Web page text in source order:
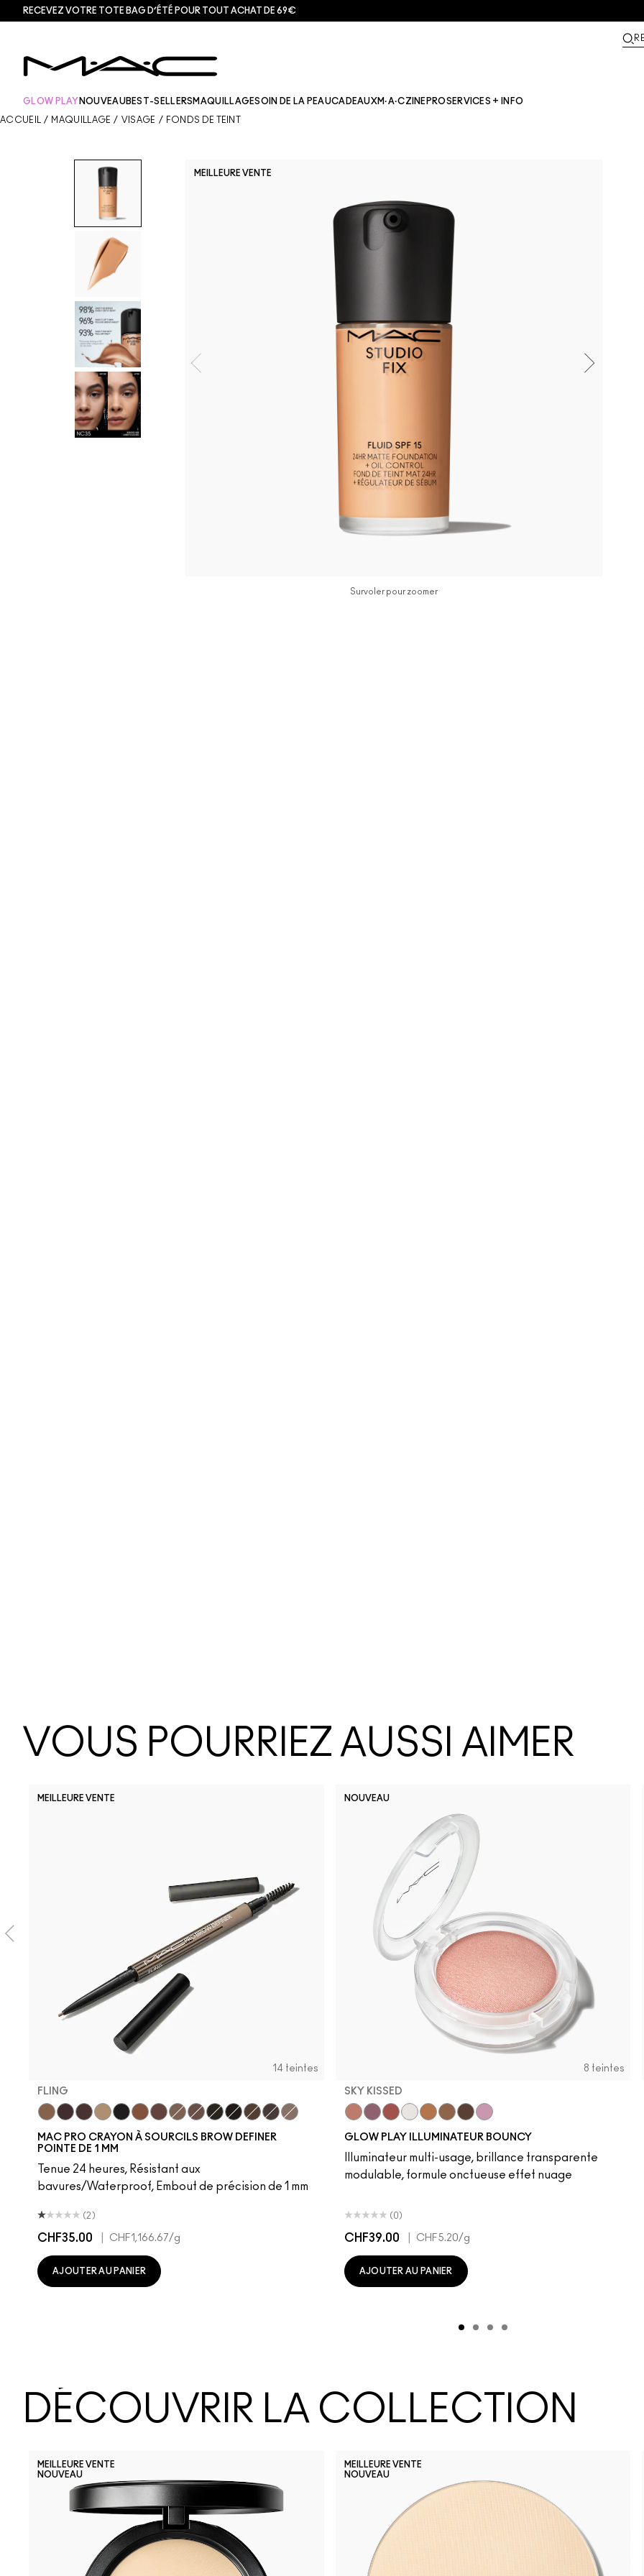
RECEVEZ VOTRE TOTE BAG D’ÉTÉ POUR TOUT ACHAT DE 69€
GLOW PLAY NOUVEAUBEST-SELLERS MAQUILLAGESOIN DE LA PEAUCADEAUX M·A·CZINE​ PROSERVICES + INFO
ACCUEIL / MAQUILLAGE / VISAGE / FONDS DE TEINT
MEILLEURE VENTE
Survoler pour zoomer
VOUS POURRIEZ AUSSI AIMER
MEILLEURE VENTE
14 teintes
FLING
Genuine Aubergine
OnyxPenny
MAC PRO CRAYON À SOURCILS BROW DEFINER
POINTE DE 1 MM
Tenue 24 heures, Résistant aux
bavures/Waterproof, Embout de précision de 1 mm
(2)
CHF35.00 CHF1,166.67/g
AJOUTER AU PANIER
NOUVEAU
8 teintes
SKY KISSED
GLOW PLAY ILLUMINATEUR BOUNCY
Illuminateur multi-usage, brillance transparente
modulable, formule onctueuse effet nuage
(0)
CHF39.00 CHF5.20/g
AJOUTER AU PANIER
DÉCOUVRIR LA COLLECTION
MEILLEURE VENTE
NOUVEAU
MEILLEURE VENTE
NOUVEAU